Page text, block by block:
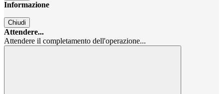
Informazione
Chiudi
Attendere...
Attendere il completamento dell'operazione...